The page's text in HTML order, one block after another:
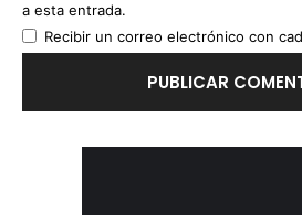
a esta entrada.
Recibir un correo electrónico con